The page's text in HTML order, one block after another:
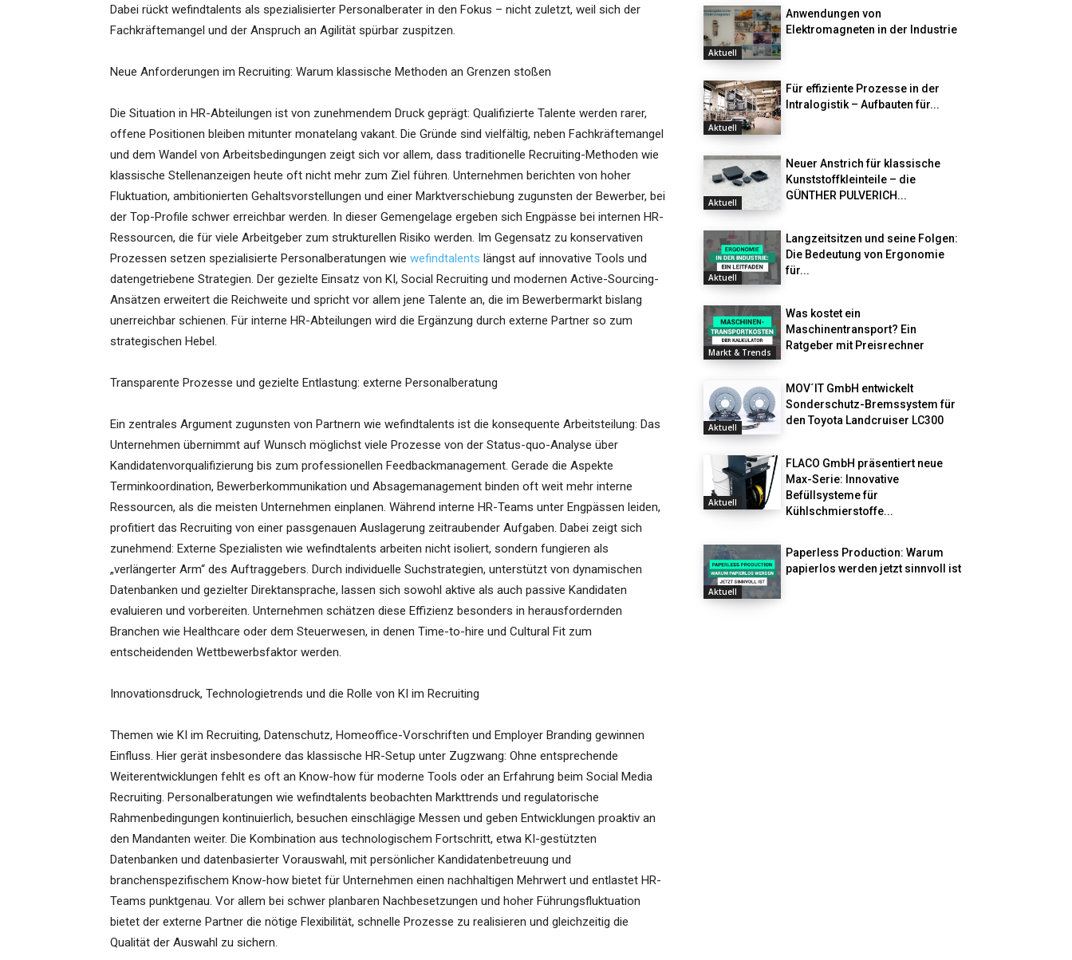
Dabei rückt wefindtalents als spezialisierter Personalberater in den Fokus – nicht zuletzt, weil sich der
Fachkräftemangel und der Anspruch an Agilität spürbar zuspitzen.
Neue Anforderungen im Recruiting: Warum klassische Methoden an Grenzen stoßen
Die Situation in HR-Abteilungen ist von zunehmendem Druck geprägt: Qualifizierte Talente werden rarer,
offene Positionen bleiben mitunter monatelang vakant. Die Gründe sind vielfältig, neben Fachkräftemangel
und dem Wandel von Arbeitsbedingungen zeigt sich vor allem, dass traditionelle Recruiting-Methoden wie
klassische Stellenanzeigen heute oft nicht mehr zum Ziel führen. Unternehmen berichten von hoher
Fluktuation, ambitionierten Gehaltsvorstellungen und einer Marktverschiebung zugunsten der Bewerber, bei
der Top-Profile schwer erreichbar werden. In dieser Gemengelage ergeben sich Engpässe bei internen HR-
Ressourcen, die für viele Arbeitgeber zum strukturellen Risiko werden. Im Gegensatz zu konservativen
Prozessen setzen spezialisierte Personalberatungen wie wefindtalents längst auf innovative Tools und
datengetriebene Strategien. Der gezielte Einsatz von KI, Social Recruiting und modernen Active-Sourcing-
Ansätzen erweitert die Reichweite und spricht vor allem jene Talente an, die im Bewerbermarkt bislang
unerreichbar schienen. Für interne HR-Abteilungen wird die Ergänzung durch externe Partner so zum
strategischen Hebel.
Transparente Prozesse und gezielte Entlastung: externe Personalberatung
Ein zentrales Argument zugunsten von Partnern wie wefindtalents ist die konsequente Arbeitsteilung: Das
Unternehmen übernimmt auf Wunsch möglichst viele Prozesse von der Status-quo-Analyse über
Kandidatenvorqualifizierung bis zum professionellen Feedbackmanagement. Gerade die Aspekte
Terminkoordination, Bewerberkommunikation und Absagemanagement binden oft weit mehr interne
Ressourcen, als die meisten Unternehmen einplanen. Während interne HR-Teams unter Engpässen leiden,
profitiert das Recruiting von einer passgenauen Auslagerung zeitraubender Aufgaben. Dabei zeigt sich
zunehmend: Externe Spezialisten wie wefindtalents arbeiten nicht isoliert, sondern fungieren als
„verlängerter Arm“ des Auftraggebers. Durch individuelle Suchstrategien, unterstützt von dynamischen
Datenbanken und gezielter Direktansprache, lassen sich sowohl aktive als auch passive Kandidaten
evaluieren und vorbereiten. Unternehmen schätzen diese Effizienz besonders in herausfordernden
Branchen wie Healthcare oder dem Steuerwesen, in denen Time-to-hire und Cultural Fit zum
entscheidenden Wettbewerbsfaktor werden.
Innovationsdruck, Technologietrends und die Rolle von KI im Recruiting
Themen wie KI im Recruiting, Datenschutz, Homeoffice-Vorschriften und Employer Branding gewinnen
Einfluss. Hier gerät insbesondere das klassische HR-Setup unter Zugzwang: Ohne entsprechende
Weiterentwicklungen fehlt es oft an Know-how für moderne Tools oder an Erfahrung beim Social Media
Recruiting. Personalberatungen wie wefindtalents beobachten Markttrends und regulatorische
Rahmenbedingungen kontinuierlich, besuchen einschlägige Messen und geben Entwicklungen proaktiv an
den Mandanten weiter. Die Kombination aus technologischem Fortschritt, etwa KI-gestützten
Datenbanken und datenbasierter Vorauswahl, mit persönlicher Kandidatenbetreuung und
branchenspezifischem Know-how bietet für Unternehmen einen nachhaltigen Mehrwert und entlastet HR-
Teams punktgenau. Vor allem bei schwer planbaren Nachbesetzungen und hoher Führungsfluktuation
bietet der externe Partner die nötige Flexibilität, schnelle Prozesse zu realisieren und gleichzeitig die
Qualität der Auswahl zu sichern.
Aktuell
Anwendungen von
Elektromagneten in der Industrie
Aktuell
Für effiziente Prozesse in der
Intralogistik – Aufbauten für...
Aktuell
Neuer Anstrich für klassische
Kunststoffkleinteile – die
GÜNTHER PULVERICH...
Aktuell
Langzeitsitzen und seine Folgen:
Die Bedeutung von Ergonomie
für...
Markt & Trends
Was kostet ein
Maschinentransport? Ein
Ratgeber mit Preisrechner
Aktuell
MOV´IT GmbH entwickelt
Sonderschutz-Bremssystem für
den Toyota Landcruiser LC300
Aktuell
FLACO GmbH präsentiert neue
Max-Serie: Innovative
Befüllsysteme für
Kühlschmierstoffe...
Aktuell
Paperless Production: Warum
papierlos werden jetzt sinnvoll ist